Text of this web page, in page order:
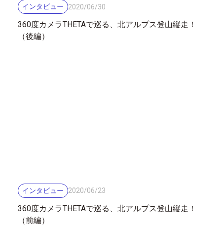
インタビュー 2020/06/30
360度カメラTHETAで巡る、北アルプス登山縦走！
（後編）
インタビュー 2020/06/23
360度カメラTHETAで巡る、北アルプス登山縦走！
（前編）